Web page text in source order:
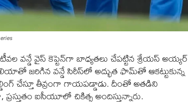
వన్డే వైస్ కెప్టెన్‌గా బాధ్యతలు చేపట్టిన శ్రేయస్ అయ్యర్
జరిగిన వన్డే సిరీస్‌లో అద్భుత ఫామ్‌తో ఆకట్టుకున్న
చేస్తూ తీవ్రంగా గాయపడ్డాడు. దీంతో అతడిని
ఐసీయూలో చికిత్స అందిస్తున్నారు.